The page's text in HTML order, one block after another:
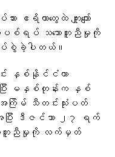
ရိယာတွေထဲ ကျူးကျော်
ပစ်ရပ် သဘောတူညီမှုကို
စွပ်စွဲခဲ့ပါတယ်။
င်း နှစ်နိုင်ငံဟာ
ပြီး မနှစ်တုန်းက နှစ်
ြိမ် သီတင်းသုံးပတ်
ပြီး ဒီဇင်ဘာ ၂၇ ရက်
ာတူညီမှုကို လက်မှတ်